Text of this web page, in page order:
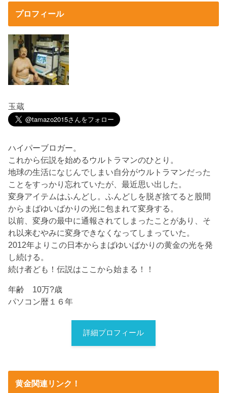
プロフィール
玉蔵
ハイパーブロガー。
これから伝説を始めるウルトラマンのひとり。
地球の生活になじんでしまい自分がウルトラマンだった
ことをすっかり忘れていたが、最近思い出した。
変身アイテムはふんどし。ふんどしを脱ぎ捨てると股間
からまばゆいばかりの光に包まれて変身する。
以前、変身の最中に通報されてしまったことがあり、そ
れ以来むやみに変身できなくなってしまっていた。
2012年よりこの日本からまばゆいばかりの黄金の光を発
し続ける。
続け者ども！伝説はここから始まる！！
年齢 10万?歳
パソコン暦１６年
詳細プロフィール
黄金関連リンク！